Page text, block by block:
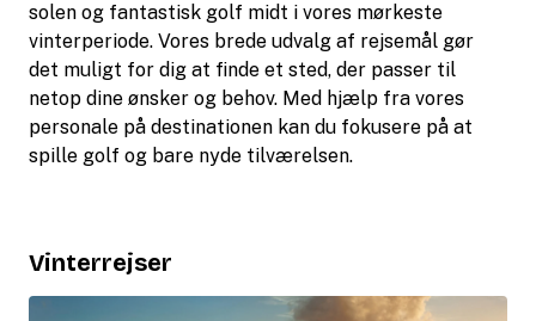
solen og fantastisk golf midt i vores mørkeste
vinterperiode. Vores brede udvalg af rejsemål gør
det muligt for dig at finde et sted, der passer til
netop dine ønsker og behov. Med hjælp fra vores
personale på destinationen kan du fokusere på at
spille golf og bare nyde tilværelsen.
Vinterrejser